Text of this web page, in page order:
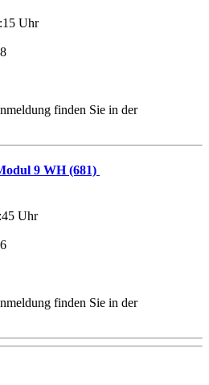
Uhr
finden Sie in der
9 WH (681)
Uhr
finden Sie in der